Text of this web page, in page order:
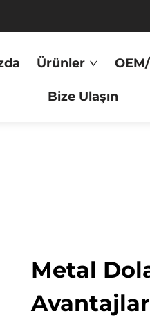
Ürünler
Bize Ulaşın
Metal